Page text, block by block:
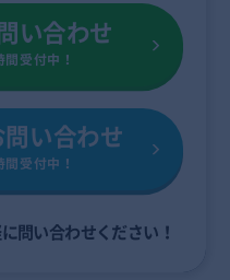
い合わせ
受付中！
い合わせ
受付中！
問い合わせください！